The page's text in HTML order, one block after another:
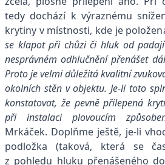
tedy dochází k výraznému
krytiny v místnosti, kde je
se klapot při chůzi či hluk od
nesprávném odhlučnění přenášet
Proto je velmi důležitá kvalitní
okolních stěn v objektu. Je-li toto
konstatovat, že pevně přilepená
při instalaci plovoucím
Mrkáček. Doplňme ještě, je-li
podložka (taková, která se
z pohledu hluku přenášeného